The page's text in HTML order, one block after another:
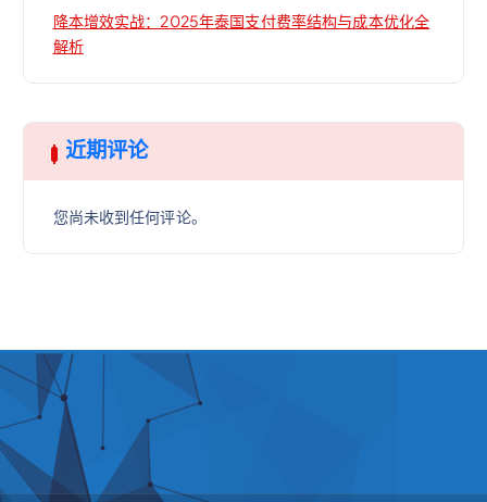
降本增效实战：2025年泰国支付费率结构与成本优化全
解析
近期评论
您尚未收到任何评论。